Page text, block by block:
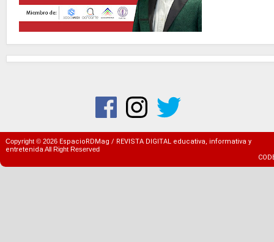
Copyright © 2026 EspacioRDMag / REVISTA DIGITAL educativa, informativa y
entretenidaAll Right Reserved